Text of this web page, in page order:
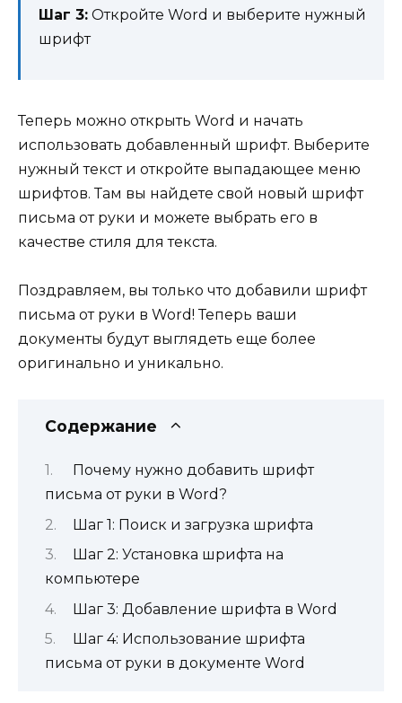
Шаг 3: Откройте Word и выберите нужный
шрифт
Теперь можно открыть Word и начать
использовать добавленный шрифт. Выберите
нужный текст и откройте выпадающее меню
шрифтов. Там вы найдете свой новый шрифт
письма от руки и можете выбрать его в
качестве стиля для текста.
Поздравляем, вы только что добавили шрифт
письма от руки в Word! Теперь ваши
документы будут выглядеть еще более
оригинально и уникально.
Содержание
Почему нужно добавить шрифт
письма от руки в Word?
Шаг 1: Поиск и загрузка шрифта
Шаг 2: Установка шрифта на
компьютере
Шаг 3: Добавление шрифта в Word
Шаг 4: Использование шрифта
письма от руки в документе Word